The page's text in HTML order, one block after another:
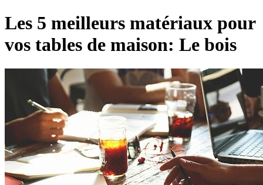
Les 5 meilleurs matériaux pour
vos tables de maison: Le bois